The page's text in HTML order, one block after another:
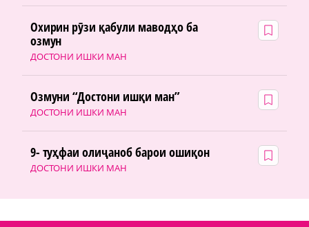
ДОСТОНИ ИШКИ МАН
Охирин рӯзи қабули маводҳо ба
озмун
ДОСТОНИ ИШКИ МАН
Озмуни “Достони ишқи ман”
ДОСТОНИ ИШКИ МАН
9- туҳфаи олиҷаноб барои ошиқон